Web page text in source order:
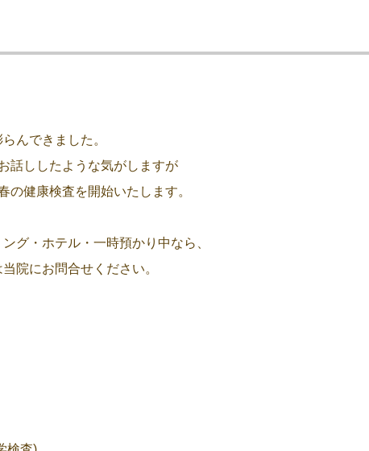
んできました。
話ししたような気がしますが
の健康検査を開始いたします。
グ・ホテル・一時預かり中なら、
院にお問合せください。